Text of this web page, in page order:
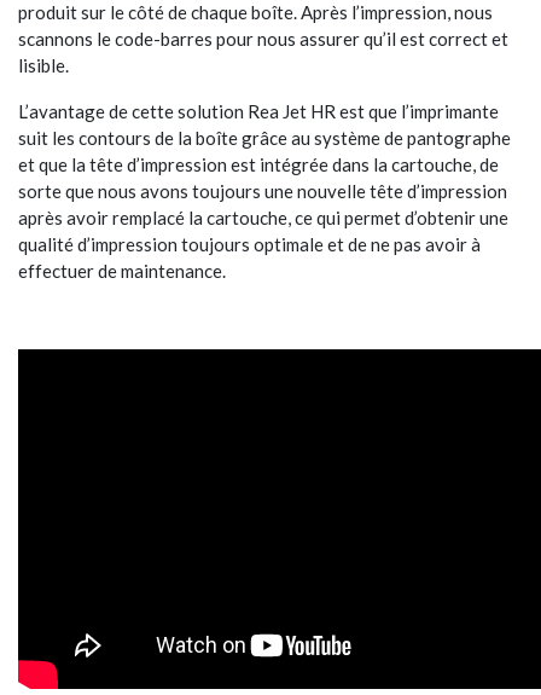
produit sur le côté de chaque boîte. Après l’impression, nous
scannons le code-barres pour nous assurer qu’il est correct et
lisible.
L’avantage de cette solution Rea Jet HR est que l’imprimante
suit les contours de la boîte grâce au système de pantographe
et que la tête d’impression est intégrée dans la cartouche, de
sorte que nous avons toujours une nouvelle tête d’impression
après avoir remplacé la cartouche, ce qui permet d’obtenir une
qualité d’impression toujours optimale et de ne pas avoir à
effectuer de maintenance.